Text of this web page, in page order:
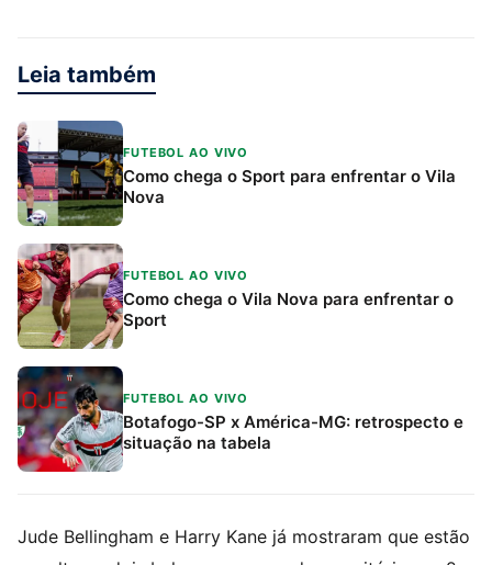
Leia também
FUTEBOL AO VIVO
Como chega o Sport para enfrentar o Vila
Nova
FUTEBOL AO VIVO
Como chega o Vila Nova para enfrentar o
Sport
FUTEBOL AO VIVO
Botafogo-SP x América-MG: retrospecto e
situação na tabela
Jude Bellingham e Harry Kane já mostraram que estão